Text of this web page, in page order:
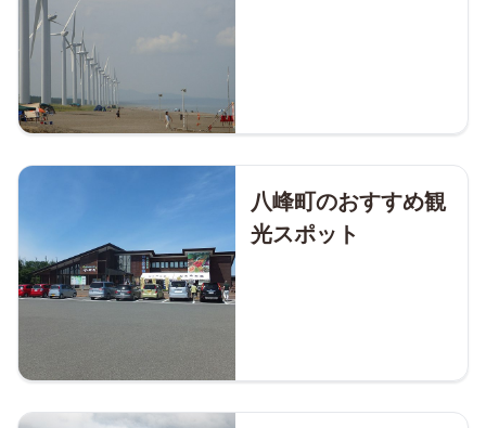
八峰町のおすすめ観
光スポット